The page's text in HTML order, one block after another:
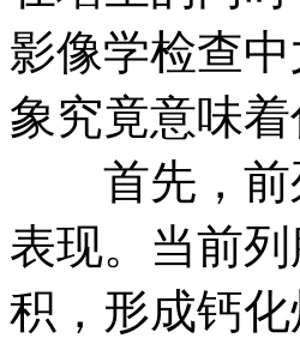
影像学检查
象究竟意味着
首先，前
表现。当前
积，形成钙